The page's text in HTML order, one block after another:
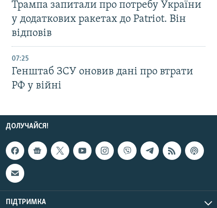
Трампа запитали про потребу України
у додаткових ракетах до Patriot. Він
відповів
07:25
Генштаб ЗСУ оновив дані про втрати
РФ у війні
ДОЛУЧАЙСЯ!
ПІДТРИМКА